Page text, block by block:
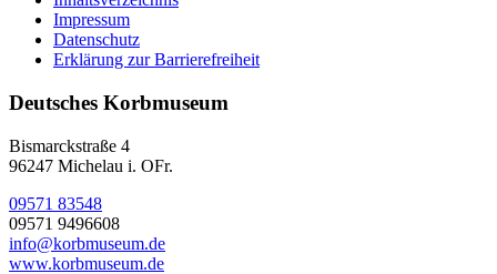
Impressum
Datenschutz
Erklärung zur Barrierefreiheit
Deutsches Korbmuseum
Bismarckstraße 4
96247 Michelau i. OFr.
09571 83548
09571 9496608
info@korbmuseum.de
www.korbmuseum.de